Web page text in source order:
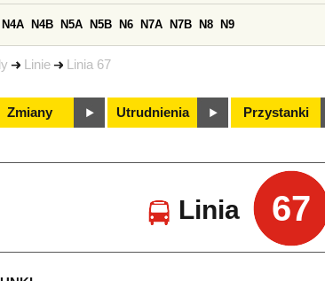
Linie Linia 67
N4A N4B N5A N5B N6 N7A N7B N8 N9
Zmiany Utrudnienia Przystanki
Linia 67